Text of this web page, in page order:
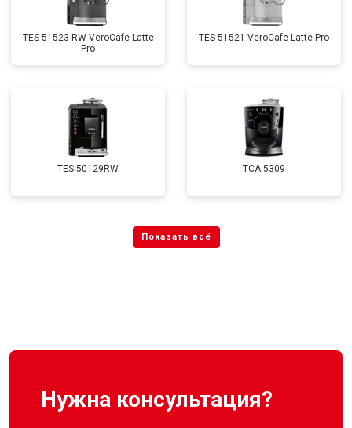
TES 51523 RW VeroCafe Latte
Pro
TES 51521 VeroCafe Latte Pro
TES 50129RW TCA 5309
Нужна консультация?